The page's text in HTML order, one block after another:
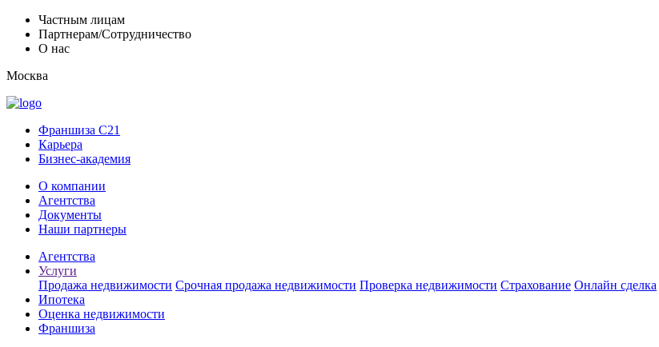
Частным лицам
Партнерам/Сотрудничество
О нас
Москва
Франшиза C21
Карьера
Бизнес-академия
О компании
Агентства
Документы
Наши партнеры
Агентства
Услуги
Продажа недвижимости Срочная продажа недвижимости Проверка недвижимости Страхование Онлайн сделка
Ипотека
Оценка недвижимости
Франшиза